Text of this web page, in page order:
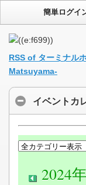
簡単ログイ
RSS of ターミナル
Matsuyama-
イベントカ
2024